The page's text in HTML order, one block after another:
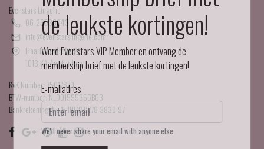
Evenstars Lingerie
06-25536043
info@evenstarslingerie.com
Haarlemmerdijk 21
1013 KA Amsterdam
KvK Number: 75017679
BTW-number: NL001595356B03
Bankrekening: NL75 INGB 0778 3839 97
de leukste kortingen!
Word Evenstars VIP Member en ontvang de
membership brief met de leukste kortingen!
E-mailadres
We'll never share your email with anyone else.